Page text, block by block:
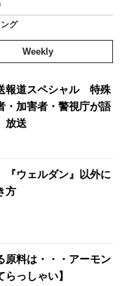
グ
Weekly
報道スペシャル 特殊
・加害者・警視庁が語
放送
『ウェルダン』以外に
方
原料は・・・アーモン
っしゃい】